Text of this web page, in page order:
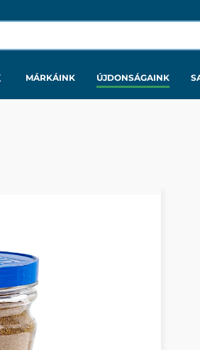
MÁRKÁINK ÚJDONSÁGAINK